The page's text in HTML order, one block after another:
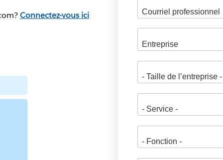
Connectez-vous ici